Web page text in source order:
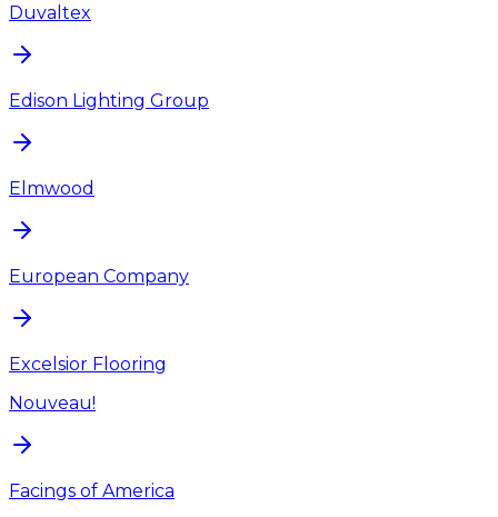
Duvaltex
Edison Lighting Group
Elmwood
European Company
Excelsior Flooring
Nouveau!
Facings of America